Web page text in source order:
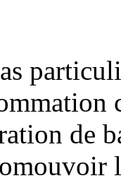
de